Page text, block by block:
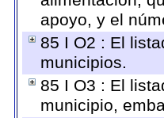
apoyo, y el
85 I O2 : El
municipios.
85 I O3 : El
municipio,